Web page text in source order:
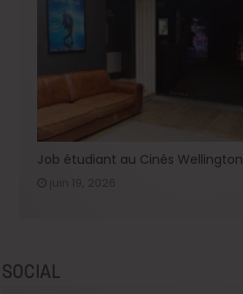
Job étudiant au Cinés Wellington
SOCIAL